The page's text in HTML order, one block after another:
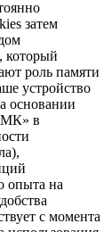
затем
который
роль памяти
устройство
основании
в
опыта на
с момента